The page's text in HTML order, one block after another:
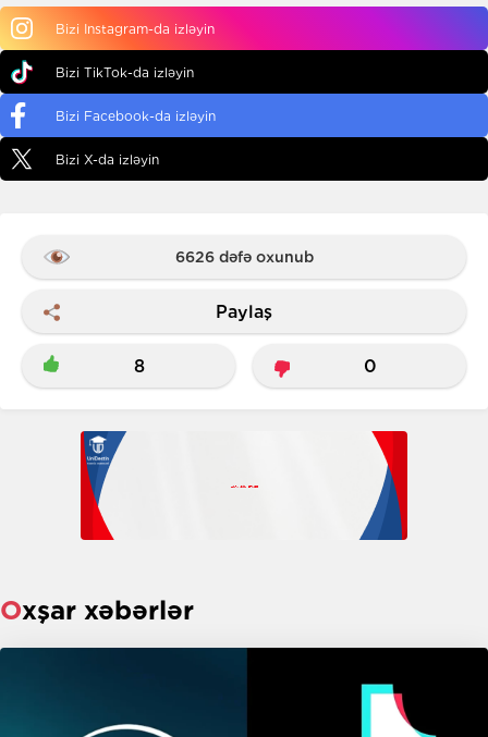
Bizi Instagram-da izləyin
Bizi TikTok-da izləyin
Bizi Facebook-da izləyin
Bizi X-da izləyin
6626 dəfə oxunub
Paylaş
8 0
Oxşar xəbərlər